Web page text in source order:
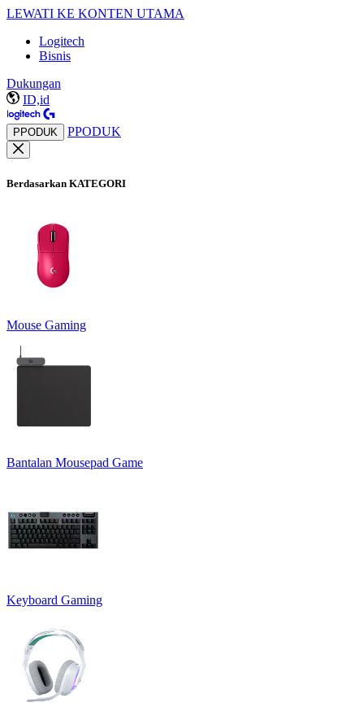
LEWATI KE KONTEN UTAMA
Logitech
Bisnis
Dukungan
ID,id
PPODUK PPODUK
Berdasarkan KATEGORI
Mouse Gaming
Bantalan Mousepad Game
Keyboard Gaming